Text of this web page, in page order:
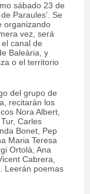
sábado 23 de
Paraules’. Se
organizando
vez, será
canal de
Baleària, y
o el territorio
del grupo de
recitarán los
Nora Albert,
Carles
Bonet, Pep
Maria Teresa
Ortolà, Ana
Cabrera,
Leerán poemas